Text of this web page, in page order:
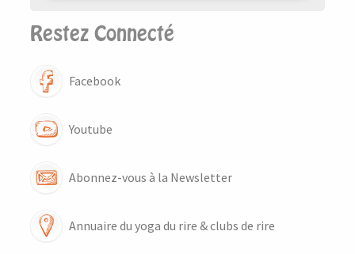
Restez Connecté
Facebook
Youtube
Abonnez-vous à la Newsletter
Annuaire du yoga du rire & clubs de rire